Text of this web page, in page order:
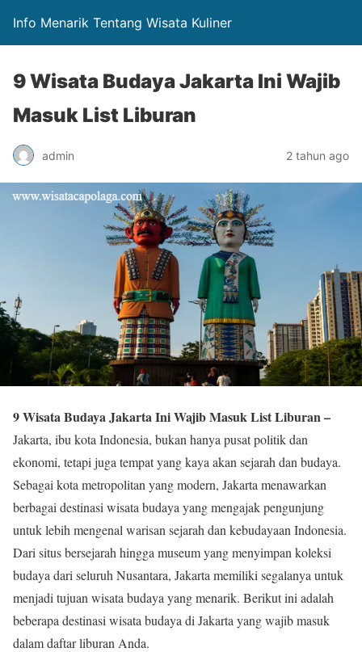
Info Menarik Tentang Wisata Kuliner
9 Wisata Budaya Jakarta Ini Wajib
Masuk List Liburan
admin 2 tahun ago
9 Wisata Budaya Jakarta Ini Wajib Masuk List Liburan –
Jakarta, ibu kota Indonesia, bukan hanya pusat politik dan
ekonomi, tetapi juga tempat yang kaya akan sejarah dan budaya.
Sebagai kota metropolitan yang modern, Jakarta menawarkan
berbagai destinasi wisata budaya yang mengajak pengunjung
untuk lebih mengenal warisan sejarah dan kebudayaan Indonesia.
Dari situs bersejarah hingga museum yang menyimpan koleksi
budaya dari seluruh Nusantara, Jakarta memiliki segalanya untuk
menjadi tujuan wisata budaya yang menarik. Berikut ini adalah
beberapa destinasi wisata budaya di Jakarta yang wajib masuk
dalam daftar liburan Anda.